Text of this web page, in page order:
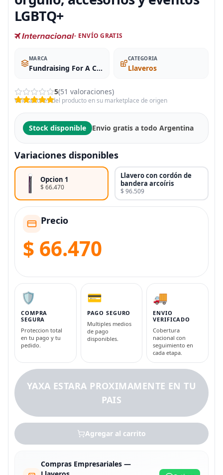
LGBTQ+
- ENVÍO GRATIS
MARCA
Fundraising For A Cause
CATEGORIA
Llaveros
5(51 valoraciones)
Valoraciones del producto en su marketplace de origen
Stock disponible Envio gratis a todo Argentina
Variaciones disponibles
Opcion 1
$ 66.470
Llavero con cordón de
bandera arcoíris
$ 96.509
Precio
$ 66.470
🛡️
COMPRA
SEGURA
Proteccion total
en tu pago y tu
pedido.
💳
PAGO SEGURO
Multiples medios
de pago
disponibles.
🚚
ENVIO
VERIFICADO
Cobertura
nacional con
seguimiento en
cada etapa.
YAXA ESTARA PROXIMAMENTE EN TU
PAIS
Agregar al carrito
Compras Empresariales —